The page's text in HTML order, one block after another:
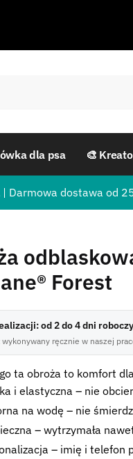
dla psa 🎨
Darmowa dostawa od
Forest
od 2 do 4 dni
wykonywany ręcznie w naszej
ta obroża to komfort
i elastyczna – nie
na wodę – nie
– wytrzymała
– imię i telefon